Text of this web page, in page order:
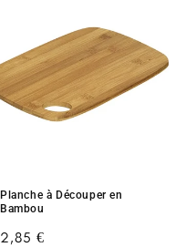
Planche à Découper en
Bambou
Prix
2,85 €